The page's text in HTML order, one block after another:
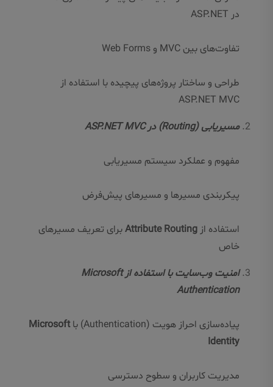
در ASP.NET
تفاوت‌های بین MVC و Web Forms
طراحی و ساختار پروژه‌های پیچیده با استفاده از
ASP.NET MVC
مسیریابی (Routing) در ASP.NET MVC
مفهوم و عملکرد سیستم مسیریابی
پیکربندی مسیرها و مسیرهای پیش‌فرض
استفاده از Attribute Routingبرای تعریف مسیرهای
خاص
امنیت وب‌سایت با استفاده از Microsoft
Authentication
پیاده‌سازی احراز هویت (Authentication) با
Microsoft
Identity
مدیریت کاربران و سطوح دسترسی